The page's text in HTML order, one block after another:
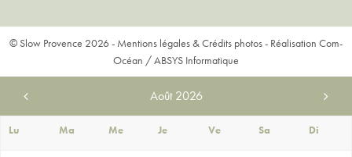
© Slow Provence 2026 - Mentions légales & Crédits photos- Réalisation Com-
Océan /ABSYS Informatique
Août 2026
Lu Ma Me Je Ve Sa Di